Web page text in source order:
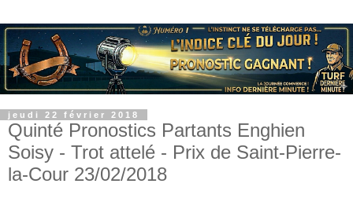
jeudi 22 février 2018
Quinté Pronostics Partants Enghien
Soisy - Trot attelé - Prix de Saint-Pierre-
la-Cour 23/02/2018